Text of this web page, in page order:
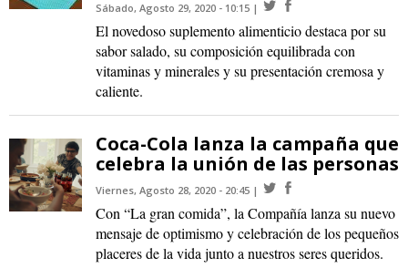
Sábado, Agosto 29, 2020 - 10:15
El novedoso suplemento alimenticio destaca por su
sabor salado, su composición equilibrada con
vitaminas y minerales y su presentación cremosa y
caliente.
Coca-Cola lanza la campaña que
celebra la unión de las personas
Viernes, Agosto 28, 2020 - 20:45
Con “La gran comida”, la Compañía lanza su nuevo
mensaje de optimismo y celebración de los pequeños
placeres de la vida junto a nuestros seres queridos.